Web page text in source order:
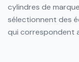
cylindres de
sélectionnent des
qui correspondent